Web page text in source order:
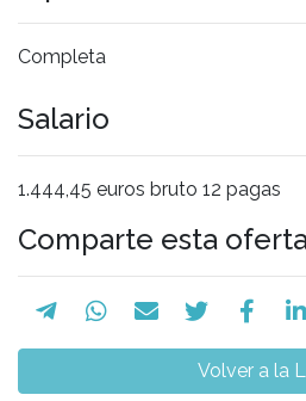
Completa
Salario
1.444,45 euros bruto 12 pagas
Comparte esta
Volver a la